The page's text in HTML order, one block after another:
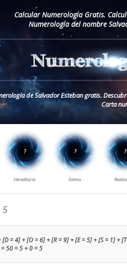
Calcular Numerología Gratis.
Numerología del nombre
de Salvador Esteban gratis.
Carta
= 4] + [O = 6] + [R = 9] + [E = 5] + [S = 1] +
50 = 5 + 0 = 5